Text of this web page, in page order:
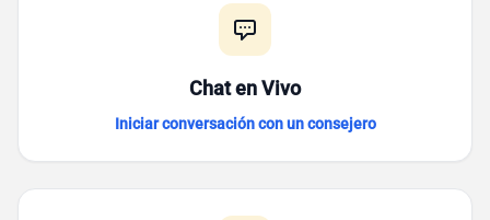
Chat en Vivo
Iniciar conversación con un consejero